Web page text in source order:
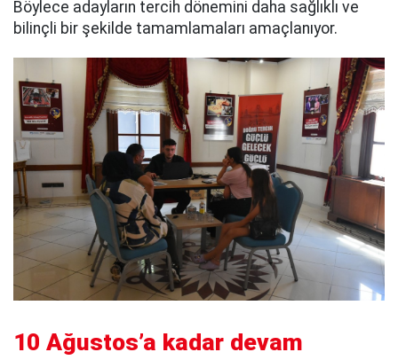
Böylece adayların tercih dönemini daha sağlıklı ve
bilinçli bir şekilde tamamlamaları amaçlanıyor.
10 Ağustos’a kadar devam